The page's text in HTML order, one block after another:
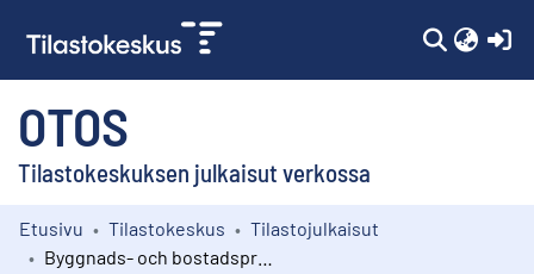
OTOS
Tilastokeskuksen julkaisut verkossa
Kokoelmat
Etusivu Tilastokeskus
Tilastojulkaisut